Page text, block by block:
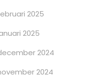
2025
2025
2024
2024